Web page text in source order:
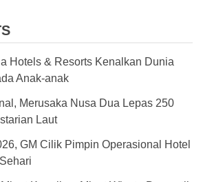
Hotels & Resorts Kenalkan Dunia
Anak-anak
Merusaka Nusa Dua Lepas 250
Laut
GM Cilik Pimpin Operasional Hotel